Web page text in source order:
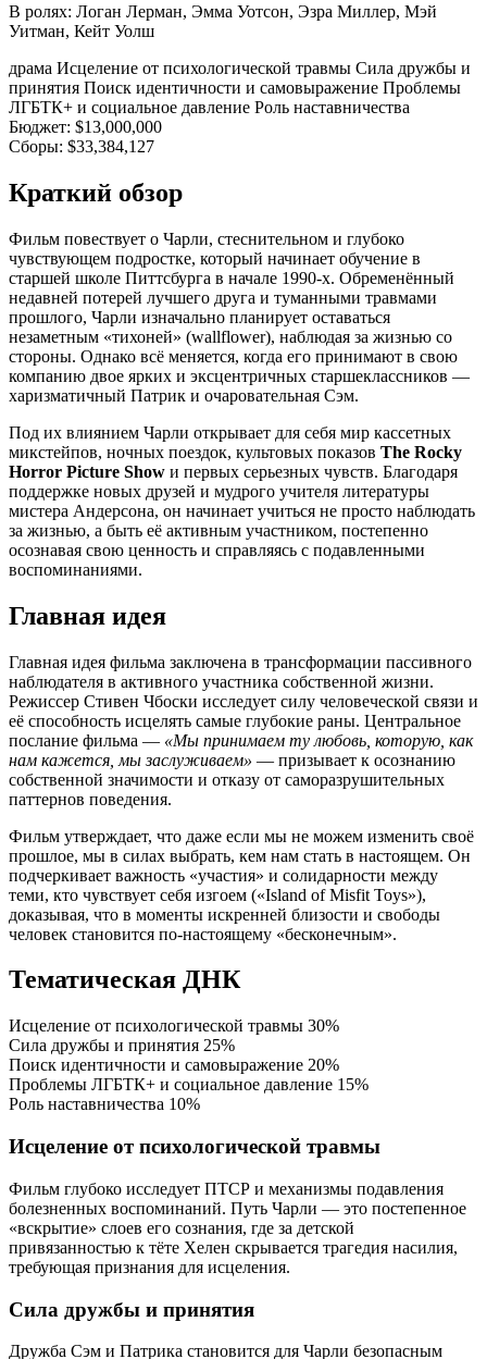
В ролях: Логан Лерман, Эмма Уотсон, Эзра Миллер, Мэй
Уитман, Кейт Уолш
драма Исцеление от психологической травмы Сила дружбы и
принятия Поиск идентичности и самовыражение Проблемы
ЛГБТК+ и социальное давление Роль наставничества
Бюджет: $13,000,000
Сборы: $33,384,127
Краткий обзор
Фильм повествует о Чарли, стеснительном и глубоко
чувствующем подростке, который начинает обучение в
старшей школе Питтсбурга в начале 1990-х. Обременённый
недавней потерей лучшего друга и туманными травмами
прошлого, Чарли изначально планирует оставаться
незаметным «тихоней» (wallflower), наблюдая за жизнью со
стороны. Однако всё меняется, когда его принимают в свою
компанию двое ярких и эксцентричных старшеклассников —
харизматичный Патрик и очаровательная Сэм.
Под их влиянием Чарли открывает для себя мир кассетных
микстейпов, ночных поездок, культовых показов The Rocky
Horror Picture Show и первых серьезных чувств. Благодаря
поддержке новых друзей и мудрого учителя литературы
мистера Андерсона, он начинает учиться не просто наблюдать
за жизнью, а быть её активным участником, постепенно
осознавая свою ценность и справляясь с подавленными
воспоминаниями.
Главная идея
Главная идея фильма заключена в трансформации пассивного
наблюдателя в активного участника собственной жизни.
Режиссер Стивен Чбоски исследует силу человеческой связи и
её способность исцелять самые глубокие раны. Центральное
послание фильма — «Мы принимаем ту любовь, которую, как
нам кажется, мы заслуживаем» — призывает к осознанию
собственной значимости и отказу от саморазрушительных
паттернов поведения.
Фильм утверждает, что даже если мы не можем изменить своё
прошлое, мы в силах выбрать, кем нам стать в настоящем. Он
подчеркивает важность «участия» и солидарности между
теми, кто чувствует себя изгоем («Island of Misfit Toys»),
доказывая, что в моменты искренней близости и свободы
человек становится по-настоящему «бесконечным».
Тематическая ДНК
Исцеление от психологической травмы 30%
Сила дружбы и принятия 25%
Поиск идентичности и самовыражение 20%
Проблемы ЛГБТК+ и социальное давление 15%
Роль наставничества 10%
Исцеление от психологической травмы
Фильм глубоко исследует ПТСР и механизмы подавления
болезненных воспоминаний. Путь Чарли — это постепенное
«вскрытие» слоев его сознания, где за детской
привязанностью к тёте Хелен скрывается трагедия насилия,
требующая признания для исцеления.
Сила дружбы и принятия
Дружба Сэм и Патрика становится для Чарли безопасным